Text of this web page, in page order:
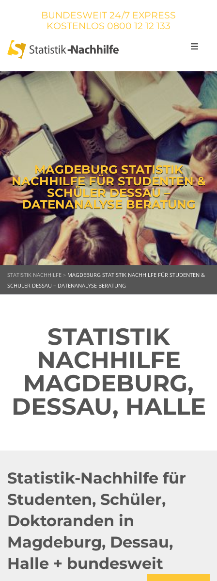
BUNDESWEIT 24/7 EXPRESS
KOSTENLOS 0800 12 12 133
MAGDEBURG STATISTIK
NACHHILFE FÜR STUDENTEN &
SCHÜLER DESSAU –
DATENANALYSE BERATUNG
STATISTIK NACHHILFE > MAGDEBURG STATISTIK NACHHILFE FÜR STUDENTEN &
SCHÜLER DESSAU – DATENANALYSE BERATUNG
STATISTIK
NACHHILFE
MAGDEBURG,
DESSAU, HALLE
Statistik-Nachhilfe für
Studenten, Schüler,
Doktoranden in
Magdeburg, Dessau,
Halle + bundesweit